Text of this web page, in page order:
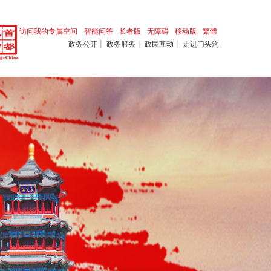
繁體
移动版
无障碍
长者版
智能问答
访问我的专属空间
政务公开 | 政务服务 | 政民互动 | 走进门头沟